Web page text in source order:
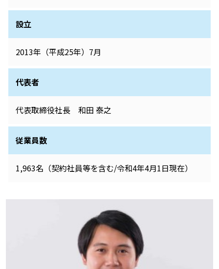
設立
2013年（平成25年）7月
代表者
代表取締役社長 和田 泰之
従業員数
1,963名（契約社員等を含む/令和4年4月1日現在）